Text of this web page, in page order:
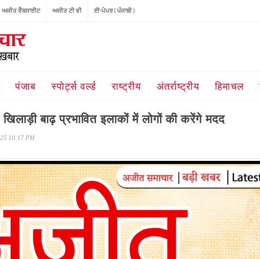
ਅਜੀਤ ਵੈਬਸਾਈਟ ਅਜੀਤ ਟੀ ਵੀ ਈ-ਪੇਪਰ ( ਪੰਜਾਬੀ )
पंजाब स्पोर्ट्स वर्ल्ड राष्ट्रीय अंतर्राष्ट्रीय हिमाचल
खिलाड़ी बाढ़ प्रभावित इलाकों में लोगों की करेंगे मदद
10:17 PM